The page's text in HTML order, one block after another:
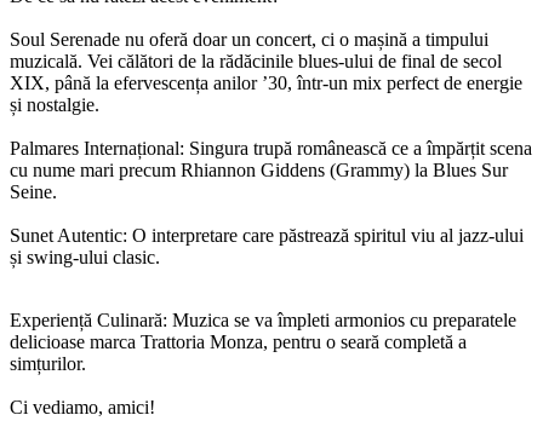
Soul Serenade nu oferă doar un concert, ci o mașină a timpului
muzicală. Vei călători de la rădăcinile blues-ului de final de secol
XIX, până la efervescența anilor ’30, într-un mix perfect de energie
și nostalgie.
Palmares Internațional: Singura trupă românească ce a împărțit scena
cu nume mari precum Rhiannon Giddens (Grammy) la Blues Sur
Seine.
Sunet Autentic: O interpretare care păstrează spiritul viu al jazz-ului
și swing-ului clasic.
Experiență Culinară: Muzica se va împleti armonios cu preparatele
delicioase marca Trattoria Monza, pentru o seară completă a
simțurilor.
Ci vediamo, amici!